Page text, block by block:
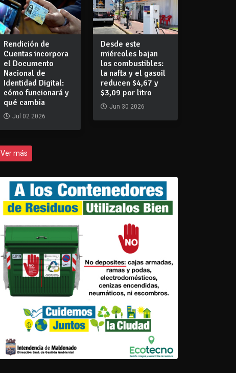
Rendición de
Cuentas incorpora
el Documento
Nacional de
Identidad Digital:
cómo funcionará y
qué cambia
Jul 02 2026
Desde este
miércoles bajan
los combustibles:
la nafta y el gasoil
reducen $4,67 y
$3,09 por litro
Jun 30 2026
Ver más